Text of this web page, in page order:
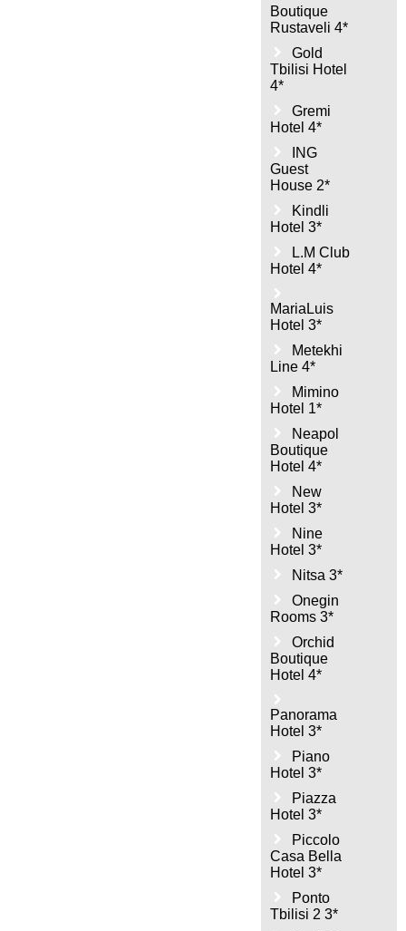
Boutique
Rustaveli 4*
Gold
Tbilisi Hotel
4*
Gremi
Hotel 4*
ING
Guest
House 2*
Kindli
Hotel 3*
L.M Club
Hotel 4*
MariaLuis
Hotel 3*
Metekhi
Line 4*
Mimino
Hotel 1*
Neapol
Boutique
Hotel 4*
New
Hotel 3*
Nine
Hotel 3*
Nitsa 3*
Onegin
Rooms 3*
Orchid
Boutique
Hotel 4*
Panorama
Hotel 3*
Piano
Hotel 3*
Piazza
Hotel 3*
Piccolo
Casa Bella
Hotel 3*
Ponto
Tbilisi 2 3*